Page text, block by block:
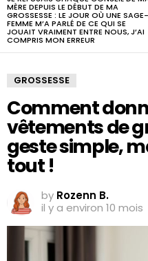
MÈRE DEPUIS LE DÉBUT DE MA
GROSSESSE : LE JOUR OÙ UNE SAGE-
FEMME M’A PARLÉ DE CE QUI SE
JOUAIT VRAIMENT ENTRE NOUS, J’AI
COMPRIS MON ERREUR
GROSSESSE
Comment
vêtements de
geste simple,
tout !
by Rozenn B.
il y a environ 10 mois